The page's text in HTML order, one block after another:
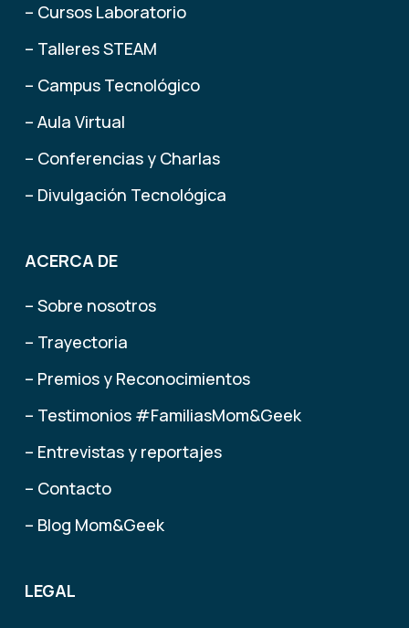
– Cursos Laboratorio
– Talleres STEAM
– Campus Tecnológico
– Aula Virtual
– Conferencias y Charlas
– Divulgación Tecnológica
ACERCA DE
– Sobre nosotros
– Trayectoria
– Premios y Reconocimientos
– Testimonios #FamiliasMom&Geek
– Entrevistas y reportajes
– Contacto
– Blog Mom&Geek
LEGAL